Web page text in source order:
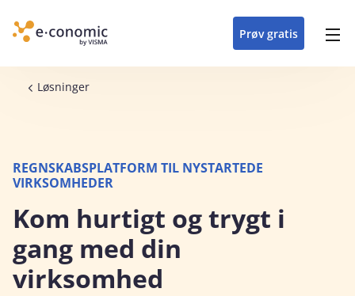
Header top menu
Prøv gratis
skræddersyet løsning
til din branche
e‑conomic
alle funktioner i
e‑conomic
e‑conomic
skræddersyede kurser
til administratorer
forhandler kan styrke
og vækste din
virksomhed
Brødkrumme
Løsninger
REGNSKABSPLATFORM TIL NYSTARTEDE
VIRKSOMHEDER
Kom hurtigt og trygt i
gang med din
virksomhed